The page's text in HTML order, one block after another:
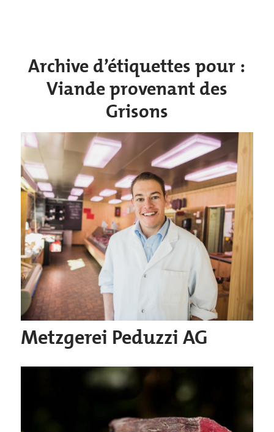
Archive d’étiquettes pour :
Viande provenant des
Grisons
Metzgerei Peduzzi AG